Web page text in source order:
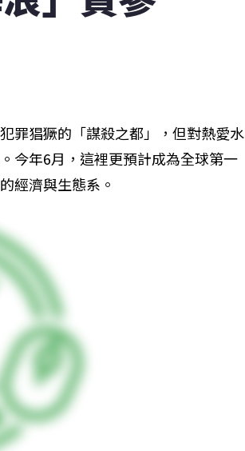
罪猖獗的「謀殺之都」，但對熱愛水
今年6月，這裡更預計成為全球第一
經濟與生態系。